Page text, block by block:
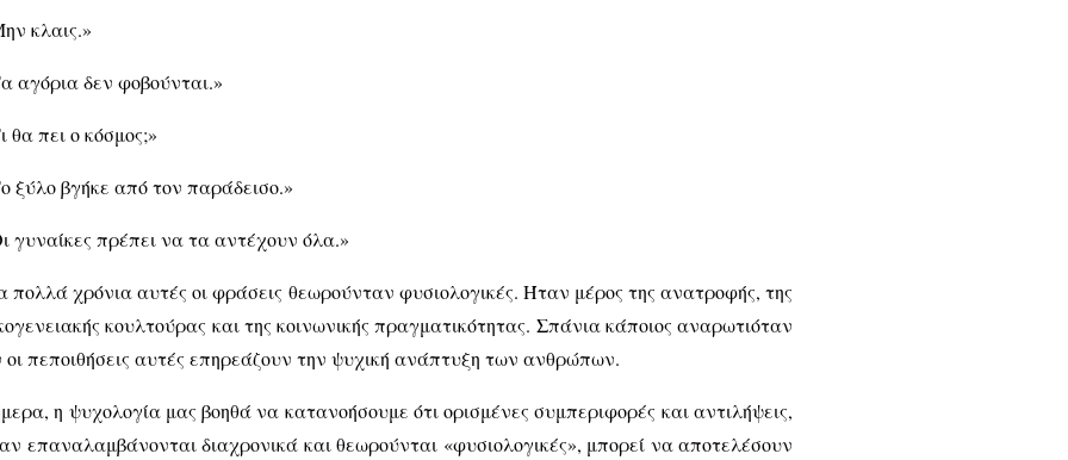
κλαις.»
αγόρια δεν φοβούνται.»
θα πει ο κόσμος;»
ξύλο βγήκε από τον παράδεισο.»
γυναίκες πρέπει να τα αντέχουν όλα.»
πολλά χρόνια αυτές οι φράσεις θεωρούνταν φυσιολογικές. Ήταν μέρος της ανατροφής, της
κουλτούρας και της κοινωνικής πραγματικότητας. Σπάνια κάποιος αναρωτιόταν
οι πεποιθήσεις αυτές επηρεάζουν την ψυχική ανάπτυξη των ανθρώπων.
η ψυχολογία μας βοηθά να κατανοήσουμε ότι ορισμένες συμπεριφορές και αντιλήψεις,
επαναλαμβάνονται διαχρονικά και θεωρούνται «φυσιολογικές», μπορεί να αποτελέσουν